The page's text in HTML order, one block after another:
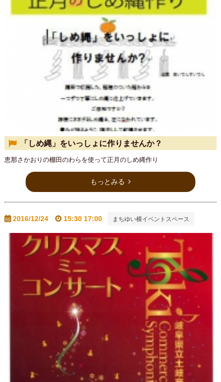
「しめ縄」をいっしょに作りませんか？
恵那さかおりの棚田のわらを使って正月のしめ縄作り
もっとみる
2016/12/24 15:30 17:00 まちゆい横イベントスペース